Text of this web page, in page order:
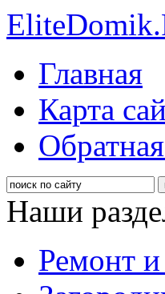
Главная
Карта
Наши
Ремонт и